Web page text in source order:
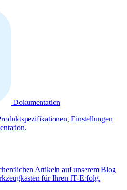
Dokumentation
Einstellungen
Artikeln auf unserem Blog
für Ihren IT-Erfolg.